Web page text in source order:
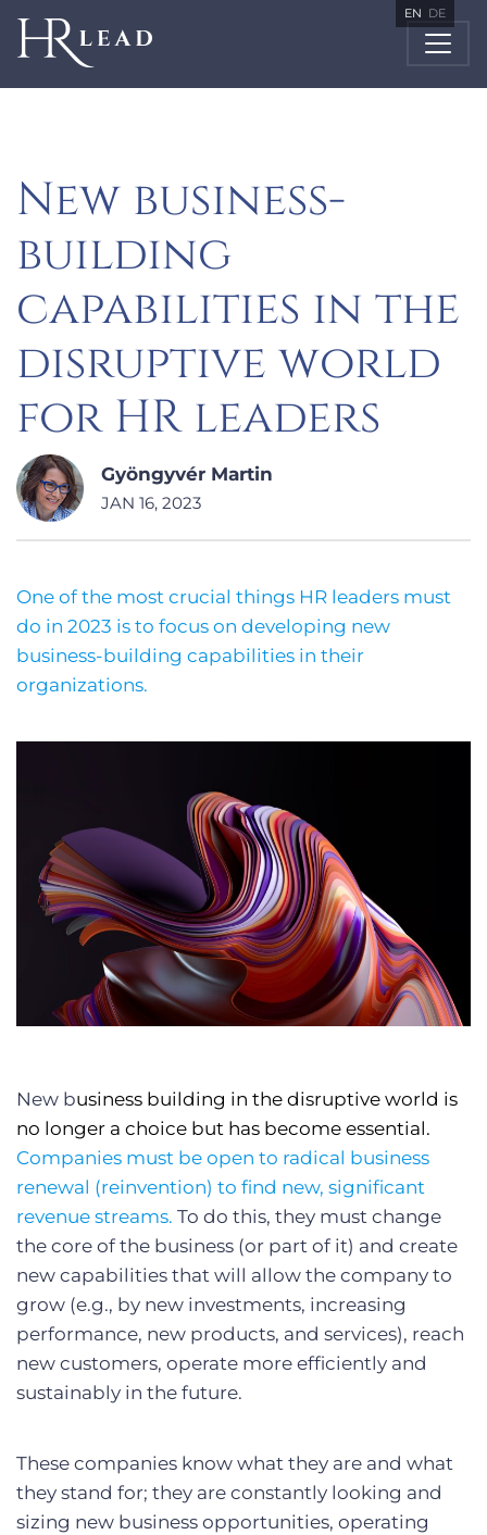
EN DE
New business-
building
capabilities in the
disruptive world
for HR leaders
Gyöngyvér Martin
JAN 16, 2023
One of the most crucial things HR leaders must
do in 2023 is to focus on developing new
business-building capabilities in their
organizations.
New business building in the disruptive world is
no longer a choice but has become essential.
Companies must be open to radical business
renewal (reinvention) to find new, significant
revenue streams. To do this, they must change
the core of the business (or part of it) and create
new capabilities that will allow the company to
grow (e.g., by new investments, increasing
performance, new products, and services), reach
new customers, operate more efficiently and
sustainably in the future.
These companies know what they are and what
they stand for; they are constantly looking and
sizing new business opportunities, operating